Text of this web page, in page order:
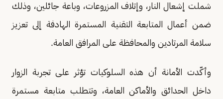
شملت إشعال النار، وإتلاف المزروعات، وباعة جائلين، وذلك
ضمن أعمال المتابعة التقنية المستمرة الهادفة إلى تعزيز
سلامة المرتادين والمحافظة على المرافق العامة.
وأكّدت الأمانة أن هذه السلوكيات تؤثر على تجربة الزوار
داخل الحدائق والأماكن العامة، وتتطلب متابعة مستمرة